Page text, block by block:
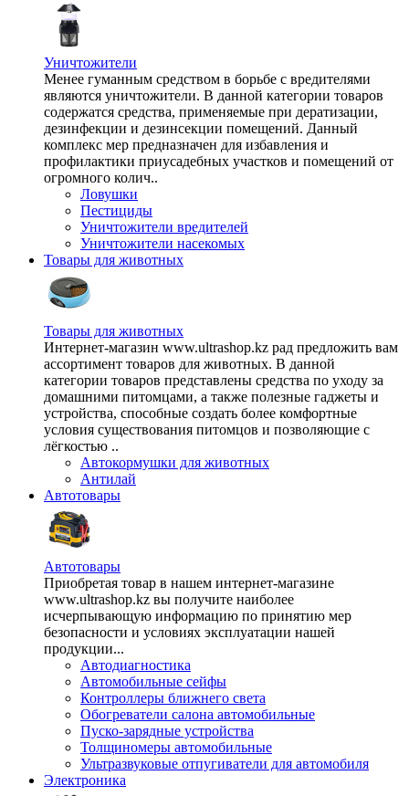
Уничтожители
Менее гуманным средством в борьбе с вредителями
являются уничтожители. В данной категории товаров
содержатся средства, применяемые при дератизации,
дезинфекции и дезинсекции помещений. Данный
комплекс мер предназначен для избавления и
профилактики приусадебных участков и помещений от
огромного колич..
Ловушки
Пестициды
Уничтожители вредителей
Уничтожители насекомых
Товары для животных
Товары для животных
Интернет-магазин www.ultrashop.kz рад предложить вам
ассортимент товаров для животных. В данной
категории товаров представлены средства по уходу за
домашними питомцами, а также полезные гаджеты и
устройства, способные создать более комфортные
условия существования питомцов и позволяющие с
лёгкостью ..
Автокормушки для животных
Антилай
Автотовары
Автотовары
Приобретая товар в нашем интернет-магазине
www.ultrashop.kz вы получите наиболее
исчерпывающую информацию по принятию мер
безопасности и условиях эксплуатации нашей
продукции...
Автодиагностика
Автомобильные сейфы
Контроллеры ближнего света
Обогреватели салона автомобильные
Пуско-зарядные устройства
Толщиномеры автомобильные
Ультразвуковые отпугиватели для автомобиля
Электроника